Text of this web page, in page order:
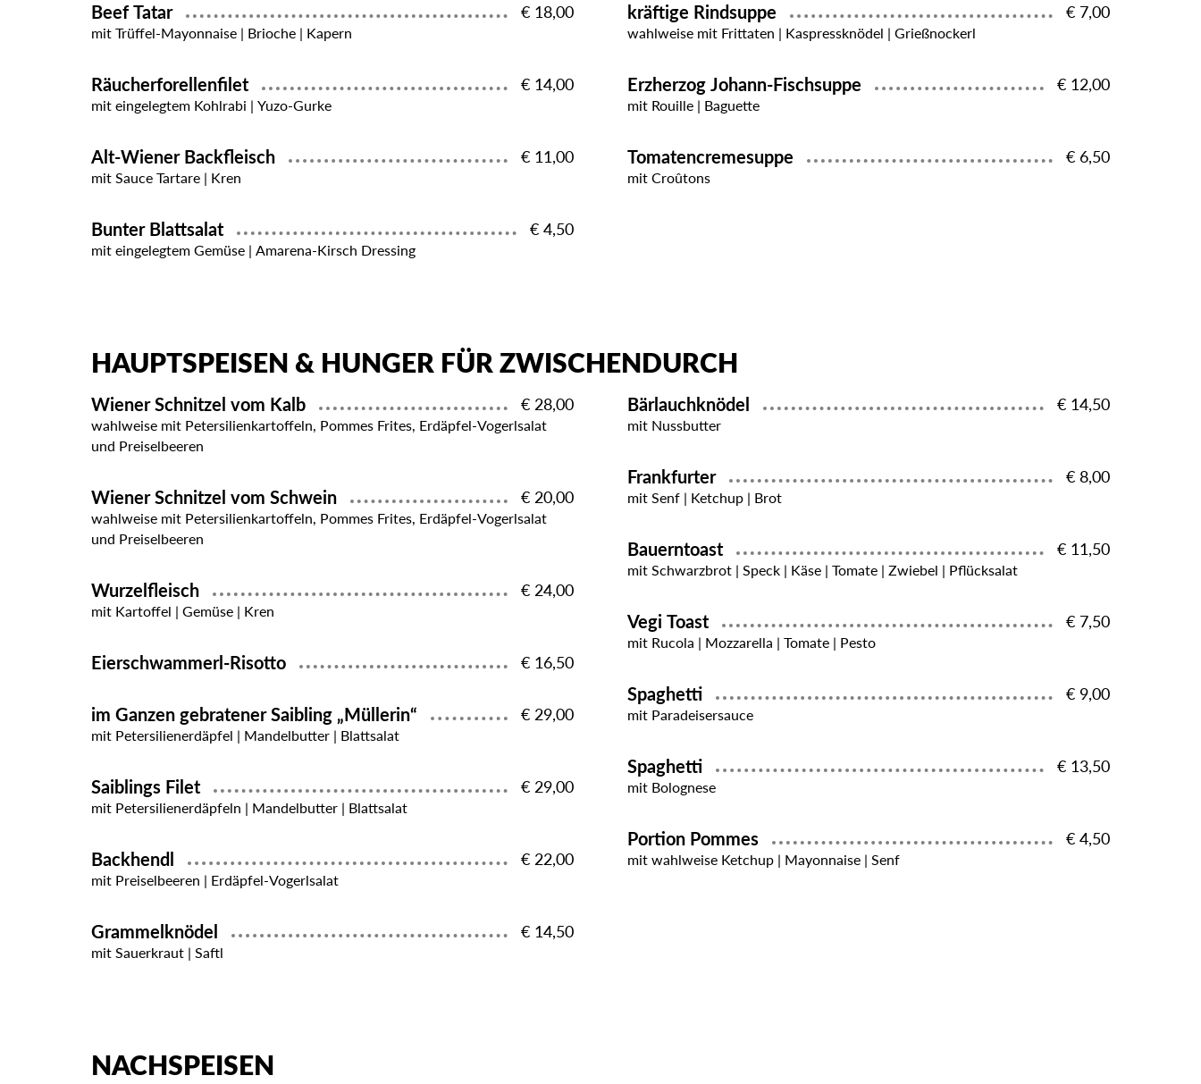
Beef Tatar € 18,00
mit Trüffel-Mayonnaise | Brioche | Kapern
Räucherforellenfilet € 14,00
mit eingelegtem Kohlrabi | Yuzo-Gurke
Alt-Wiener Backfleisch € 11,00
mit Sauce Tartare | Kren
Bunter Blattsalat € 4,50
mit eingelegtem Gemüse | Amarena-Kirsch Dressing
kräftige Rindsuppe € 7,00
wahlweise mit Frittaten | Kaspressknödel | Grießnockerl
Erzherzog Johann-Fischsuppe € 12,00
mit Rouille | Baguette
Tomatencremesuppe € 6,50
mit Croûtons
HAUPTSPEISEN & HUNGER FÜR ZWISCHENDURCH
Wiener Schnitzel vom Kalb € 28,00
wahlweise mit Petersilienkartoffeln, Pommes Frites, Erdäpfel-Vogerlsalat
und Preiselbeeren
Wiener Schnitzel vom Schwein € 20,00
wahlweise mit Petersilienkartoffeln, Pommes Frites, Erdäpfel-Vogerlsalat
und Preiselbeeren
Wurzelfleisch € 24,00
mit Kartoffel | Gemüse | Kren
Eierschwammerl-Risotto € 16,50
im Ganzen gebratener Saibling „Müllerin“ € 29,00
mit Petersilienerdäpfel | Mandelbutter | Blattsalat
Saiblings Filet € 29,00
mit Petersilienerdäpfeln | Mandelbutter | Blattsalat
Backhendl € 22,00
mit Preiselbeeren | Erdäpfel-Vogerlsalat
Grammelknödel € 14,50
mit Sauerkraut | Saftl
Bärlauchknödel € 14,50
mit Nussbutter
Frankfurter € 8,00
mit Senf | Ketchup | Brot
Bauerntoast € 11,50
mit Schwarzbrot | Speck | Käse | Tomate | Zwiebel | Pflücksalat
Vegi Toast € 7,50
mit Rucola | Mozzarella | Tomate | Pesto
Spaghetti € 9,00
mit Paradeisersauce
Spaghetti € 13,50
mit Bolognese
Portion Pommes € 4,50
mit wahlweise Ketchup | Mayonnaise | Senf
NACHSPEISEN